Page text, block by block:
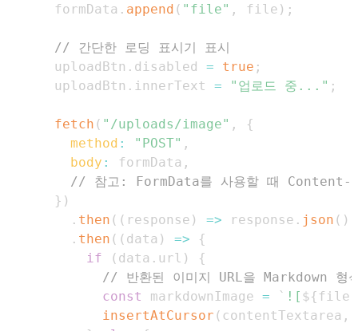
      formData
. append ( "file" , file ) ;
// 간단한 로딩 표시기 표시
      uploadBtn
. disabled = true ;
      uploadBtn
. innerText = "업로드 중..." ;
fetch ( "/uploads/image" ,
{
method : "POST" ,
body : formData ,
// 참고: FormData를 사용할 때 Content-
} )
. then ( ( response ) => response . json ( )
. then ( ( data ) =>
{
if
( data . url )
{
// 반환된 이미지 URL을 Markdown 형
const
markdownImage = ` ![ ${file
insertAtCursor ( contentTextarea ,